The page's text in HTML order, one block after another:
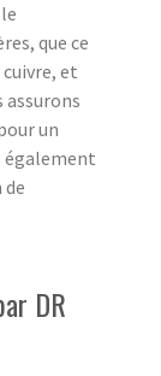
que ce
et
assurons
un
également
DR